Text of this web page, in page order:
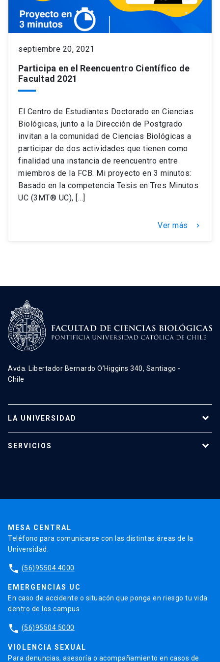
Académicos
Consejo de Facultad
Secretaría Académica
Documentos FCB
Dirección Investigación
Grupos de Investigación
Institutos y Centros
FCB en el Territorio
Redes Internacionales
Estudiantes
Pregrado
Postgrado
Centro de Estudiantes
Publicaciones
Contacto
septiembre 20, 2021
Participa en el Reencuentro Científico de
Facultad 2021
El Centro de Estudiantes Doctorado en Ciencias
Biológicas, junto a la Dirección de Postgrado
invitan a la comunidad de Ciencias Biológicas a
participar de dos actividades que tienen como
finalidad una instancia de reencuentro entre
miembros de la FCB. Mi proyecto en 3 minutos:
Basado en la competencia Tesis en Tres Minutos
UC (3MT® UC), […]
Ver más keyboard_arrow_right
Avda. Libertador Bernardo O’Higgins 340, Santiago -
Chile
LA UNIVERSIDAD
SERVICIOS
MESA CENTRAL
Teléfono para comunicarse con las distintas áreas de la
Universidad.
phone (56)95504 4000
EMERGENCIAS UC
En caso de accidente o situacón que ponga en riesgo tu vida
dentro de los campus
phone (56)95504 5000
VIOLENCIA SEXUAL
Para denuncias, asesoría o acompañamiento en casos de